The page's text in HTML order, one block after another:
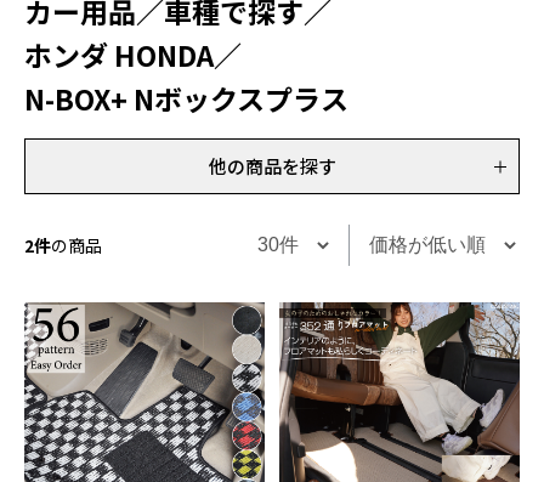
カー用品／車種で探す／
ホンダ HONDA／
N-BOX+ Nボックスプラス
他の商品を探す
2件の商品